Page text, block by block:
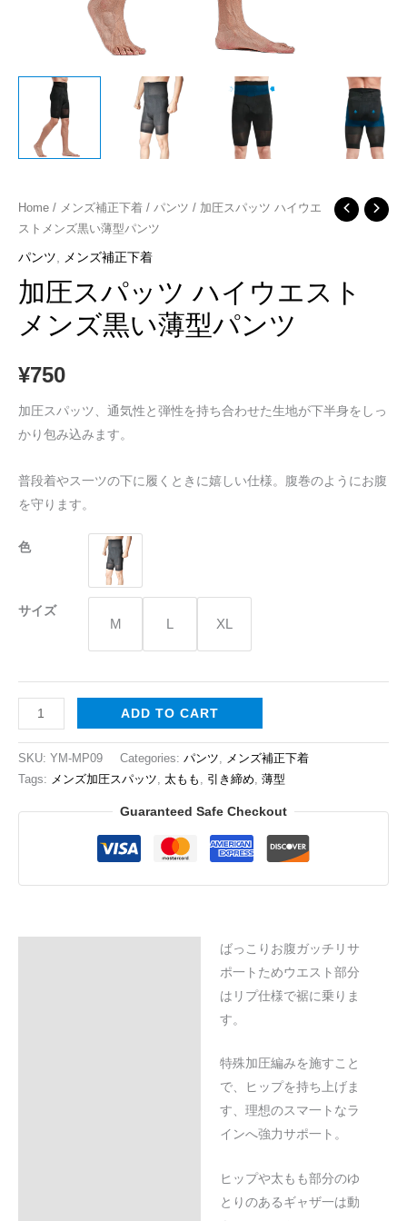
Home / メンズ補正下着 / パンツ / 加圧スパッツ ハイウエ
ストメンズ黒い薄型パンツ
パンツ メンズ補正下着
加圧スパッツ ハイウエスト
メンズ黒い薄型パンツ
¥750
加圧スパッツ、通気性と弾性を持ち合わせた生地が下半身をしっ
かり包み込みます。
普段着やス一ツの下に履くときに嬉しい仕様。腹巻のようにお腹
を守ります。
色
サイズ
M L XL
加
圧
ス
パ
ッ
ツ
イ
エ
ス
メ
ン
ズ
薄
ン
quantity
ADD TO CART
SKU: YM-MP09 Categories: パンツ, メンズ補正下着
Tags: メンズ加圧スパッツ, 太もも , 引き締め, 薄型
Guaranteed Safe Checkout
ばっこりお腹ガッチリサ
ポ一トためウエスト部分
はリプ仕様で裾に乗りま
す。
特殊加圧編みを施すこと
で、ヒップを持ち上げま
す、理想のスマ一トなラ
インへ強力サポ一ト。
ヒップや太もも部分のゆ
とりのあるギャザ一は動